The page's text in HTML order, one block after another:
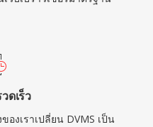
ดเร็ว
งเราเปลี่ยน DVMS เป็น